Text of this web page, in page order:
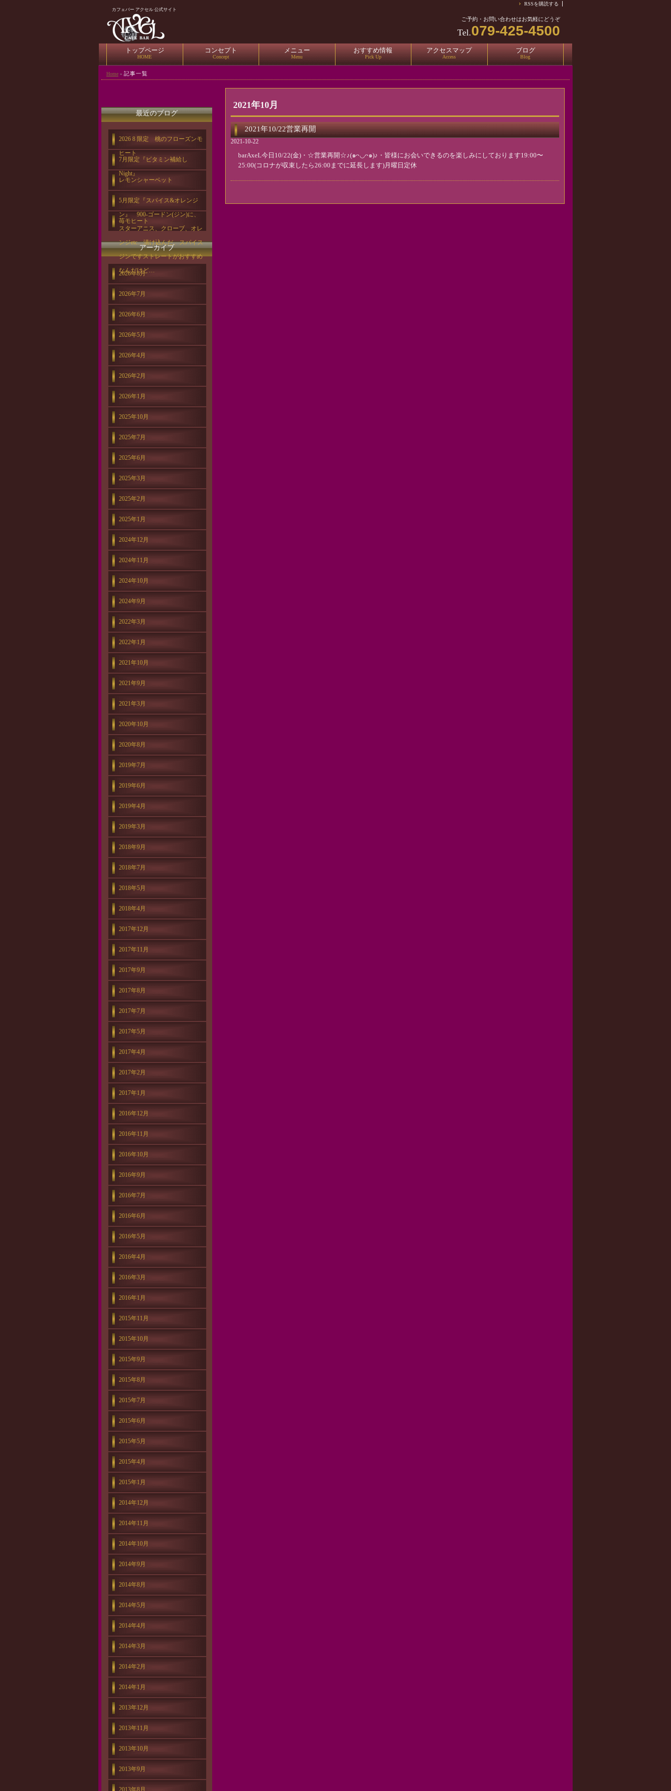
カフェバー アクセル 公式サイト
ご予約・お問い合わせはお気軽にどうぞ
Tel.079-425-4500
RSSを購読する
トップページ
HOME
コンセプト
Concept
メニュー
Menu
おすすめ情報
Pick Up
アクセスマップ
Access
ブログ
Blog
Home » 記事一覧
2021年10月
2021年10/22営業再開
2021-10-22
barAxeL今日10/22(金)・☆営業再開☆♪(๑ᴖ◡ᴖ๑)♪・皆様にお会いできるのを楽しみにしております19:00〜
25:00(コロナが収束したら26:00までに延長します)月曜日定休
最近のブログ
2026 8 限定 桃のフローズンモ
ヒート
7月限定『ビタミン補給し
Night』
レモンシャーベット
5月限定『スパイス&オレンジ
ン』 900-ゴードン(ジン)に、
スターアニス、クローブ、オレ
ンジetc…漬け込んだ、スパイス
ジンですストレートがおすすめ
なんだけど…
苺モヒート
アーカイブ
2026年8月
2026年7月
2026年6月
2026年5月
2026年4月
2026年2月
2026年1月
2025年10月
2025年7月
2025年6月
2025年3月
2025年2月
2025年1月
2024年12月
2024年11月
2024年10月
2024年9月
2022年3月
2022年1月
2021年10月
2021年9月
2021年3月
2020年10月
2020年8月
2019年7月
2019年6月
2019年4月
2019年3月
2018年9月
2018年7月
2018年5月
2018年4月
2017年12月
2017年11月
2017年9月
2017年8月
2017年7月
2017年5月
2017年4月
2017年2月
2017年1月
2016年12月
2016年11月
2016年10月
2016年9月
2016年7月
2016年6月
2016年5月
2016年4月
2016年3月
2016年1月
2015年11月
2015年10月
2015年9月
2015年8月
2015年7月
2015年6月
2015年5月
2015年4月
2015年1月
2014年12月
2014年11月
2014年10月
2014年9月
2014年8月
2014年5月
2014年4月
2014年3月
2014年2月
2014年1月
2013年12月
2013年11月
2013年10月
2013年9月
2013年8月